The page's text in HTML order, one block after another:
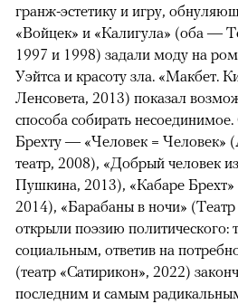
гранж-эстетику и игру,
«Войцек» и «Калигула» (оба —
1997 и 1998) задали моду на
Уэйтса и красоту зла. «Макбет.
Ленсовета, 2013) показал
способа собирать
Брехту — «Человек = Человек»
театр, 2008), «Добрый человек
Пушкина, 2013), «Кабаре Брехт»
2014), «Барабаны в ночи»
открыли поэзию политического:
социальным, ответив на
(театр «Сатирикон», 2022)
последним и самым